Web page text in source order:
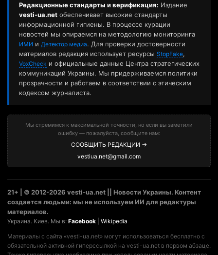
Редакционные стандарты и верификация: Издание
vesti-ua.net обеспечивает высокие стандарты
информационной гигиены. В процессе курации
новостей мы опираемся на методологию мониторинга
ИМИ и Детектор медиа. Для проверки достоверности
материалов редакция использует ресурсы StopFake,
VoxCheck и официальные данные Центра стратегических
коммуникаций Украины. Мы придерживаемся политики
прозрачности и работаем в соответствии с этическим
кодексом журналиста.
Мы стремимся к максимальной точности, но если вы заметили
ошибку — пожалуйста, сообщите нам:
СООБЩИТЬ РЕДАКЦИИ →
vestiua.net@gmail.com
21+ | © 2012-2026 vesti-ua.net || Новости Украины. Контент
создается людьми: мы не используем ИИ для редактуры
материалов.
Украина. Киев. Мы в: Facebook Wikipedia
Материалы с сайта «vesti-ua.net» могут использоваться бесплатно с
обязательной активной гиперссылкой на vesti-ua.net в первом абзаце.